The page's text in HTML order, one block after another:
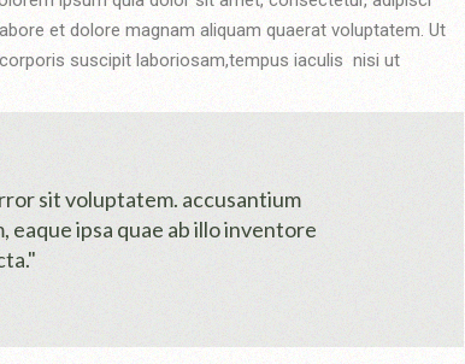
et dolore magnam aliquam quaerat voluptatem. Ut
suscipit laboriosam,tempus iaculis nisi ut
sit voluptatem. accusantium
ipsa quae ab illo inventore